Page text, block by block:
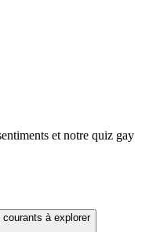
et notre quiz gay
à explorer